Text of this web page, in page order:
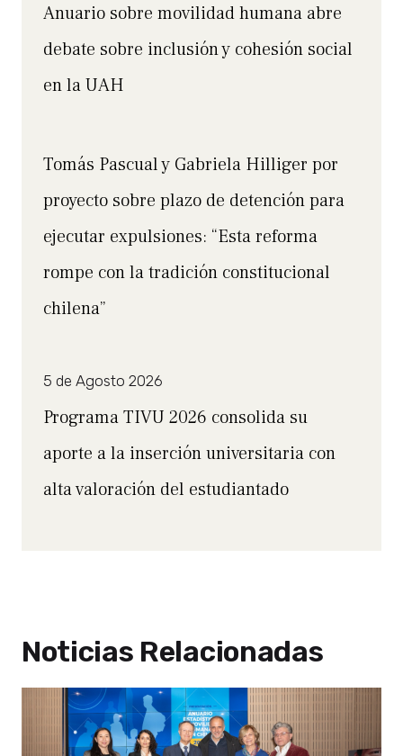
Anuario sobre movilidad humana abre
debate sobre inclusión y cohesión social
en la UAH
Tomás Pascual y Gabriela Hilliger por
proyecto sobre plazo de detención para
ejecutar expulsiones: “Esta reforma
rompe con la tradición constitucional
chilena”
5 de Agosto 2026
Programa TIVU 2026 consolida su
aporte a la inserción universitaria con
alta valoración del estudiantado
Noticias Relacionadas